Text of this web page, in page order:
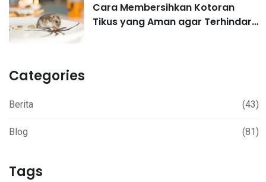
Cara Membersihkan Kotoran
Tikus yang Aman agar Terhindar
Categories
Berita (43)
Blog (81)
Tags